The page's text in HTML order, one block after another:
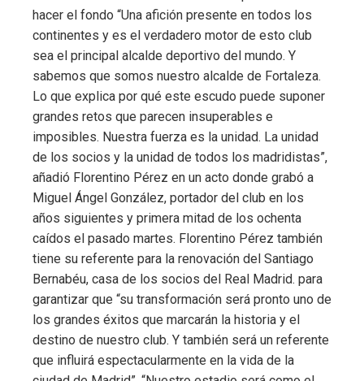
hacer el fondo “Una afición presente en todos los
continentes y es el verdadero motor de esto club
sea el principal alcalde deportivo del mundo. Y
sabemos que somos nuestro alcalde de Fortaleza.
Lo que explica por qué este escudo puede suponer
grandes retos que parecen insuperables e
imposibles. Nuestra fuerza es la unidad. La unidad
de los socios y la unidad de todos los madridistas”,
añadió Florentino Pérez en un acto donde grabó a
Miguel Ángel González, portador del club en los
años siguientes y primera mitad de los ochenta
caídos el pasado martes. Florentino Pérez también
tiene su referente para la renovación del Santiago
Bernabéu, casa de los socios del Real Madrid. para
garantizar que “su transformación será pronto uno de
los grandes éxitos que marcarán la historia y el
destino de nuestro club. Y también será un referente
que influirá espectacularmente en la vida de la